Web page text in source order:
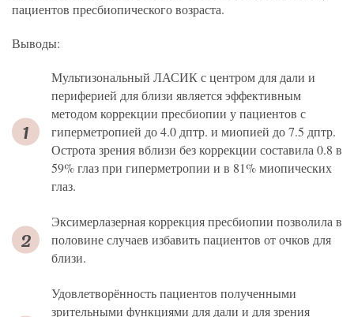
пациентов пресбиопического возраста.
Выводы:
Мультизональный ЛАСИК с центром для дали и
периферией для близи является эффективным
методом коррекции пресбиопии у пациентов с
гиперметропией до 4.0 дптр. и миопией до 7.5 дптр.
Острота зрения вблизи без коррекции составила 0.8 в
59% глаз при гиперметропии и в 81% миопических
глаз.
Эксимерлазерная коррекция пресбиопии позволила в
половине случаев избавить пациентов от очков для
близи.
Удовлетворённость пациентов полученными
зрительными функциями для дали и для зрения